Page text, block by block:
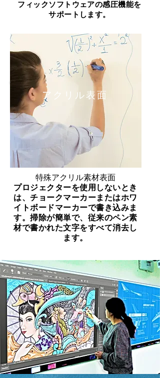
フィックソフトウェアの感圧機能を
サポートします。
アクリル表面
特殊アクリル素材表面
プロジェクターを使用しないとき
は、チョークマーカーまたはホワ
イトボードマーカーで書き込みま
す。掃除が簡単で、従来のペン素
材で書かれた文字をすべて消去し
ます。